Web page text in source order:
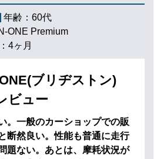
年齢： 60代
ONE Premium
4ヶ月
ブリヂストン)
ビュー
。一般のカーショップでの販
断然良い。性能も普通に走行
題ない。あとは、摩耗状況が